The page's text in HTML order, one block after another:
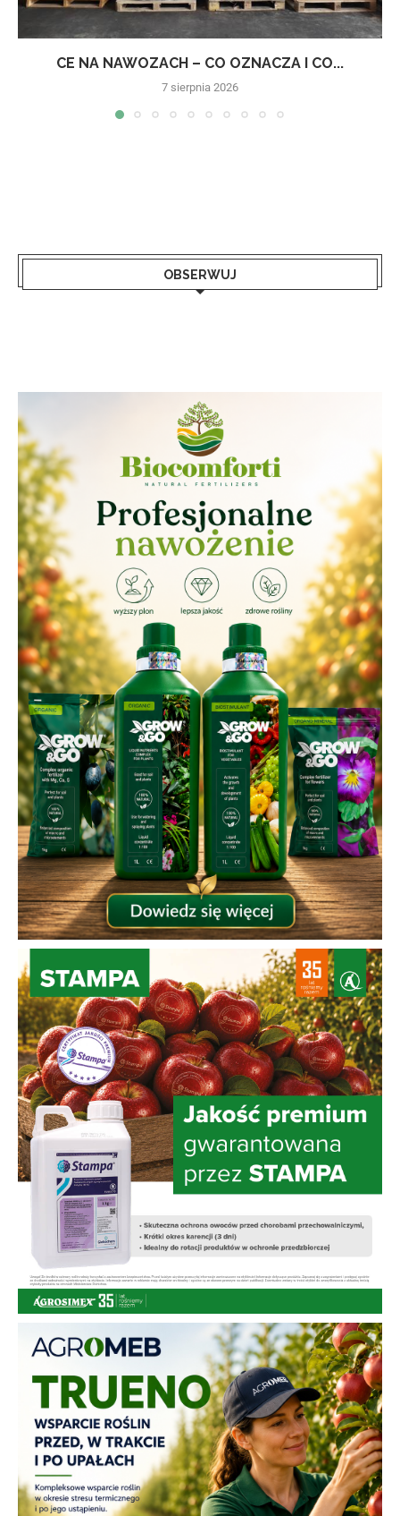
CE NA NAWOZACH – CO OZNACZA I CO...
7 sierpnia 2026
OBSERWUJ